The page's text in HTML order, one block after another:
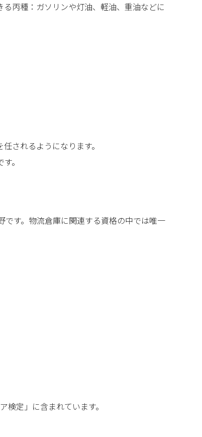
丙種：ガソリンや灯油、軽油、重油などに
されるようになります。
。
す。物流倉庫に関連する資格の中では唯一
定」に含まれています。